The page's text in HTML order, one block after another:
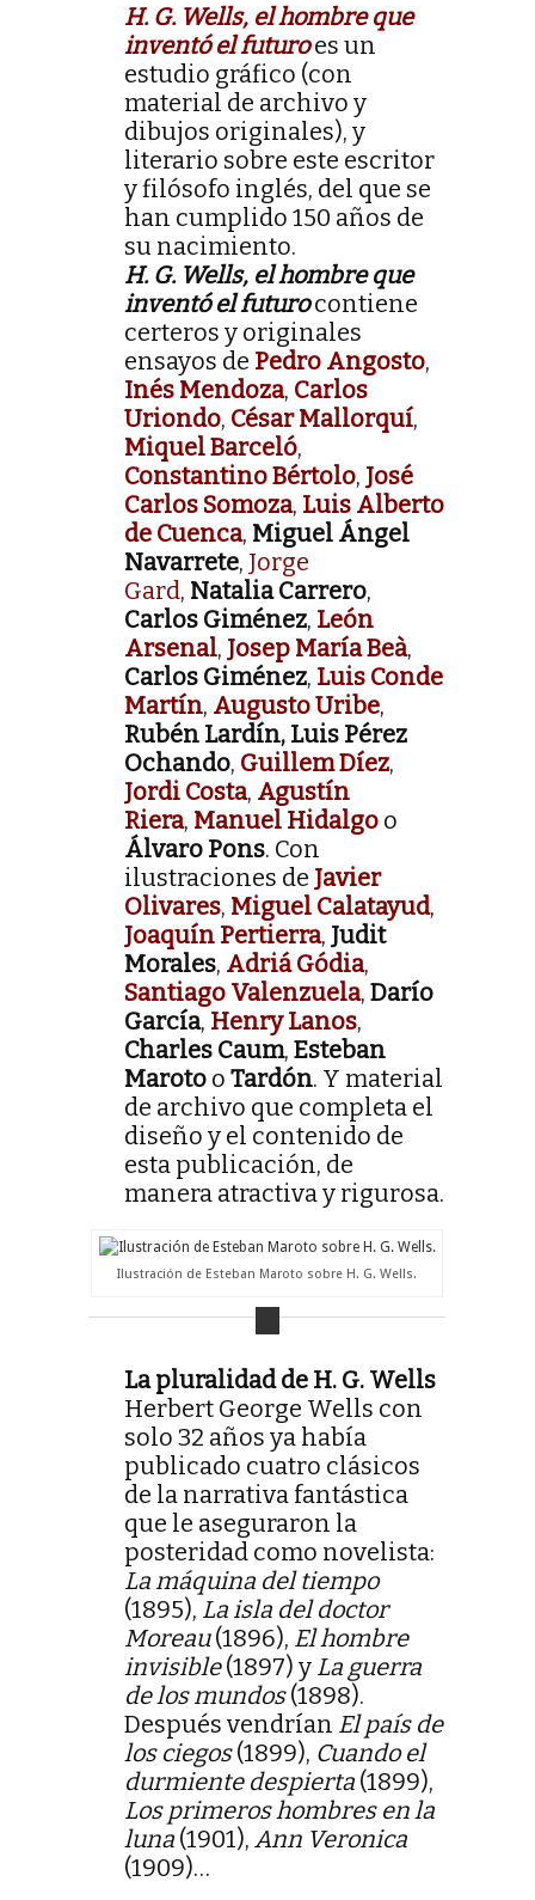
H. G. Wells, el hombre que
inventó el futuroes un
estudio gráfico (con
material de archivo y
dibujos originales), y
literario sobre este escritor
y filósofo inglés, del que se
han cumplido 150 años de
su nacimiento.
H. G. Wells, el hombre que
inventó el futurocontiene
certeros y originales
ensayos de Pedro Angosto,
Inés Mendoza, Carlos
Uriondo, César Mallorquí,
Miquel Barceló,
Constantino Bértolo, José
Carlos Somoza, Luis Alberto
de Cuenca, Miguel Ángel
Navarrete, Jorge
Gard, Natalia Carrero,
Carlos Giménez, León
Arsenal, Josep María Beà,
Carlos Giménez, Luis Conde
Martín, Augusto Uribe,
Rubén Lardín, Luis Pérez
Ochando, Guillem Díez,
Jordi Costa, Agustín
Riera, Manuel Hidalgo o
Álvaro Pons. Con
ilustraciones de Javier
Olivares, Miguel Calatayud,
Joaquín Pertierra, Judit
Morales, Adriá Gódia,
Santiago Valenzuela, Darío
García, Henry Lanos,
Charles Caum, Esteban
Maroto o Tardón. Y material
de archivo que completa el
diseño y el contenido de
esta publicación, de
manera atractiva y rigurosa.
Ilustración de Esteban Maroto sobre H. G. Wells.
La pluralidad de H. G. Wells
Herbert George Wells con
solo 32 años ya había
publicado cuatro clásicos
de la narrativa fantástica
que le aseguraron la
posteridad como novelista:
La máquina del tiempo
(1895), La isla del doctor
Moreau(1896), El hombre
invisible(1897) y La guerra
de los mundos(1898).
Después vendrían El país de
los ciegos(1899), Cuando el
durmiente despierta (1899),
Los primeros hombres en la
luna (1901), Ann Veronica
(1909)…